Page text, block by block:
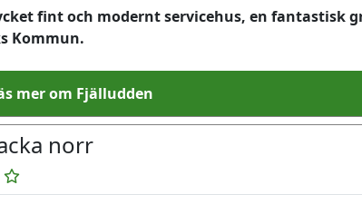
fint och modernt servicehus, en fantastisk
Kommun.
mer om Fjälludden
norr